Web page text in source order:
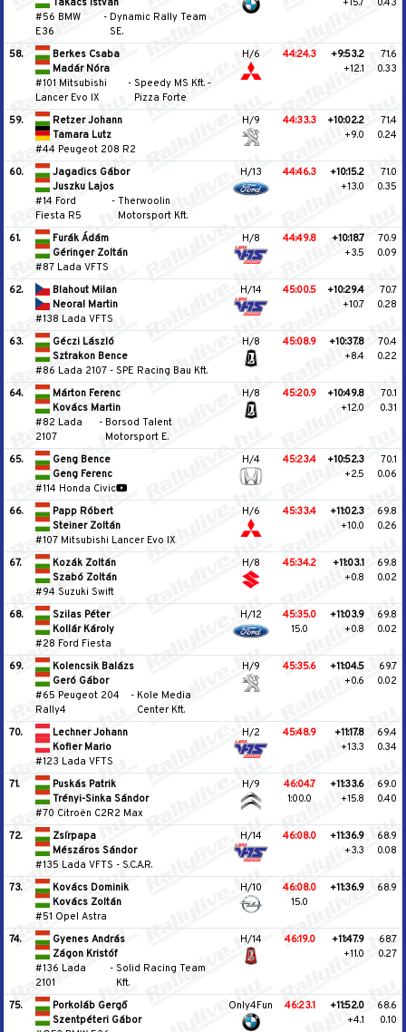
#56 BMW
E36
- Dynamic Rally Team
SE.
58.
Berkes Csaba
Madár Nóra
#101 Mitsubishi
Lancer Evo IX
- Speedy MS Kft. ‐
Pizza Forte
H/6 44:24.3
+9:53.2
+12.1
71.6
0.33
59.
Retzer Johann
Tamara Lutz
#44 Peugeot 208 R2
H/9 44:33.3
+10:02.2
+9.0
71.4
0.24
60.
Jagadics Gábor
Juszku Lajos
#14 Ford
Fiesta R5
- Therwoolin
Motorsport Kft.
H/13 44:46.3
+10:15.2
+13.0
71.0
0.35
61.
Furák Ádám
Géringer Zoltán
#87 Lada VFTS
H/8 44:49.8
+10:18.7
+3.5
70.9
0.09
62.
Blahout Milan
Neoral Martin
#138 Lada VFTS
H/14 45:00.5
+10:29.4
+10.7
70.7
0.28
63.
Géczi László
Sztrakon Bence
#86 Lada 2107- SPE Racing Bau Kft.
H/8 45:08.9
+10:37.8
+8.4
70.4
0.22
64.
Márton Ferenc
Kovács Martin
#82 Lada
2107
- Borsod Talent
Motorsport E.
H/8 45:20.9
+10:49.8
+12.0
70.1
0.31
65.
Geng Bence
Geng Ferenc
#114 Honda Civic
H/4 45:23.4
+10:52.3
+2.5
70.1
0.06
66.
Papp Róbert
Steiner Zoltán
#107 Mitsubishi Lancer Evo IX
H/6 45:33.4
+11:02.3
+10.0
69.8
0.26
67.
Kozák Zoltán
Szabó Zoltán
#94 Suzuki Swift
H/8 45:34.2
+11:03.1
+0.8
69.8
0.02
68.
Szilas Péter
Kollár Károly
#28 Ford Fiesta
H/12
45:35.0
15.0
+11:03.9
+0.8
69.8
0.02
69.
Kolencsik Balázs
Geró Gábor
#65 Peugeot 204
Rally4
- Kole Media
Center Kft.
H/9 45:35.6
+11:04.5
+0.6
69.7
0.02
70.
Lechner Johann
Kofler Mario
#123 Lada VFTS
H/2 45:48.9
+11:17.8
+13.3
69.4
0.34
71.
Puskás Patrik
Trényi-Sinka Sándor
#70 Citroën C2R2 Max
H/9
46:04.7
1:00.0
+11:33.6
+15.8
69.0
0.40
72.
Zsírpapa
Mészáros Sándor
#135 Lada VFTS - S.C.A.R.
H/14 46:08.0
+11:36.9
+3.3
68.9
0.08
73.
Kovács Dominik
Kovács Zoltán
#51 Opel Astra
H/10
46:08.0
15.0
+11:36.9 68.9
74.
Gyenes András
Zágon Kristóf
#136 Lada
2101
- Solid Racing Team
Kft.
H/14 46:19.0
+11:47.9
+11.0
68.7
0.27
75.
Porkoláb Gergő
Szentpéteri Gábor
Only4Fun 46:23.1
+11:52.0
+4.1
68.6
0.10